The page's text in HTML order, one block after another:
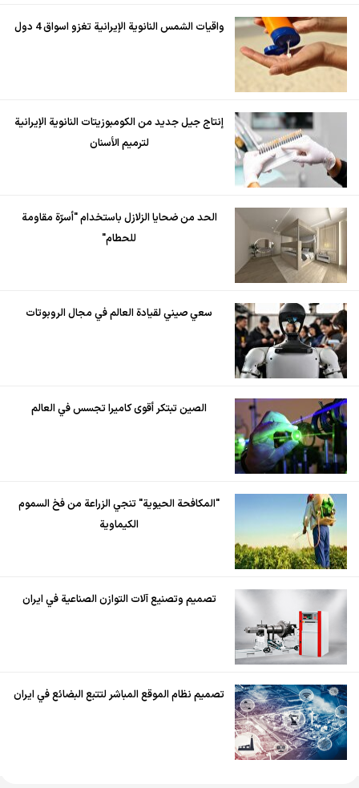
واقيات الشمس النانوية الإيرانية تغزو اسواق 4 دول
إنتاج جيل جديد من الكومبوزيتات النانوية الإيرانية
لترميم الأسنان
الحد من ضحايا الزلازل باستخدام "أسرّة مقاومة
للحطام"
سعي صيني لقيادة العالم في مجال الروبوتات
الصين تبتكر أقوى كاميرا تجسس في العالم
"المكافحة الحيوية" تنجي الزراعة من فخ السموم
الكيماوية
تصميم وتصنيع آلات التوازن الصناعية في ايران
تصميم نظام الموقع المباشر لتتبع البضائع في ايران